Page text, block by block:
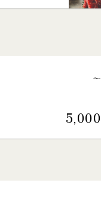
～
5,000